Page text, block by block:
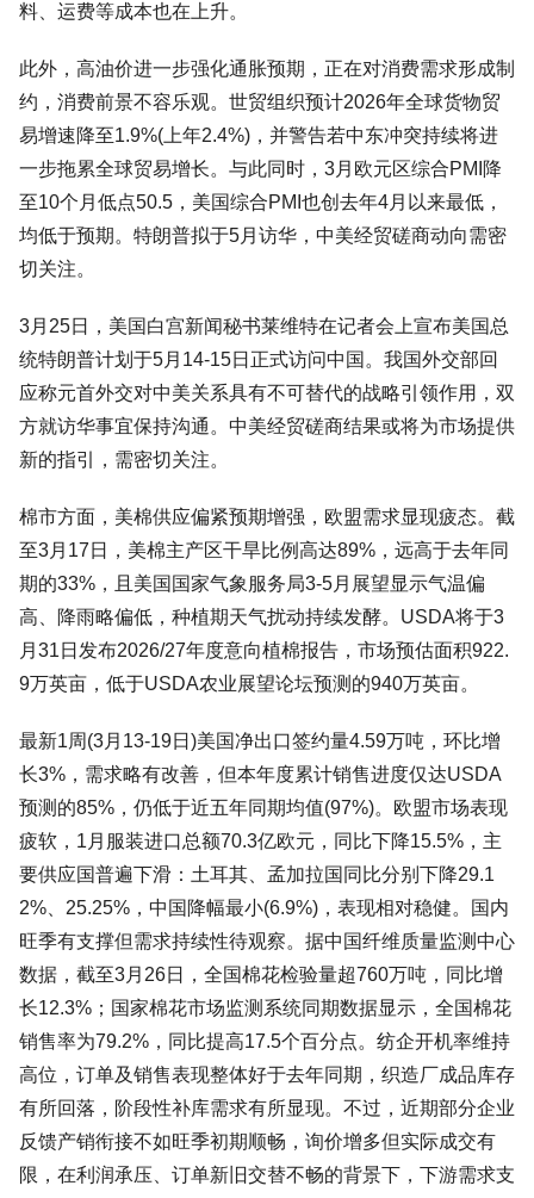
料、运费等成本也在上升。
此外，高油价进一步强化通胀预期，正在对消费需求形成制
约，消费前景不容乐观。世贸组织预计2026年全球货物贸
易增速降至1.9%(上年2.4%)，并警告若中东冲突持续将进
一步拖累全球贸易增长。与此同时，3月欧元区综合PMI降
至10个月低点50.5，美国综合PMI也创去年4月以来最低，
均低于预期。特朗普拟于5月访华，中美经贸磋商动向需密
切关注。
3月25日，美国白宫新闻秘书莱维特在记者会上宣布美国总
统特朗普计划于5月14-15日正式访问中国。我国外交部回
应称元首外交对中美关系具有不可替代的战略引领作用，双
方就访华事宜保持沟通。中美经贸磋商结果或将为市场提供
新的指引，需密切关注。
棉市方面，美棉供应偏紧预期增强，欧盟需求显现疲态。截
至3月17日，美棉主产区干旱比例高达89%，远高于去年同
期的33%，且美国国家气象服务局3-5月展望显示气温偏
高、降雨略偏低，种植期天气扰动持续发酵。USDA将于3
月31日发布2026/27年度意向植棉报告，市场预估面积922.
9万英亩，低于USDA农业展望论坛预测的940万英亩。
最新1周(3月13-19日)美国净出口签约量4.59万吨，环比增
长3%，需求略有改善，但本年度累计销售进度仅达USDA
预测的85%，仍低于近五年同期均值(97%)。欧盟市场表现
疲软，1月服装进口总额70.3亿欧元，同比下降15.5%，主
要供应国普遍下滑：土耳其、孟加拉国同比分别下降29.1
2%、25.25%，中国降幅最小(6.9%)，表现相对稳健。国内
旺季有支撑但需求持续性待观察。据中国纤维质量监测中心
数据，截至3月26日，全国棉花检验量超760万吨，同比增
长12.3%；国家棉花市场监测系统同期数据显示，全国棉花
销售率为79.2%，同比提高17.5个百分点。纺企开机率维持
高位，订单及销售表现整体好于去年同期，织造厂成品库存
有所回落，阶段性补库需求有所显现。不过，近期部分企业
反馈产销衔接不如旺季初期顺畅，询价增多但实际成交有
限，在利润承压、订单新旧交替不畅的背景下，下游需求支